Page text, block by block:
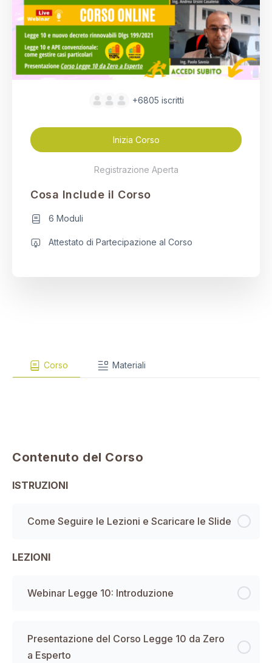
Corso Materiali
Contenuto del Corso
ISTRUZIONI
Come Seguire le Lezioni e Scaricare le Slide
LEZIONI
Webinar Legge 10: Introduzione
Presentazione del Corso Legge 10 da Zero
a Esperto
+6805 iscritti
Inizia Corso
Registrazione Aperta
Cosa Include il Corso
6 Moduli
Attestato di Partecipazione al Corso